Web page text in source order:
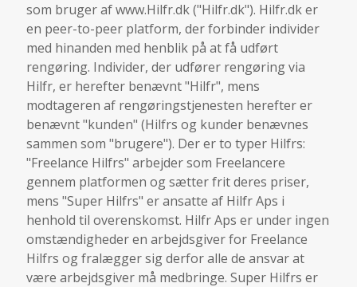
som bruger af www.Hilfr.dk ("Hilfr.dk"). Hilfr.dk er
en peer-to-peer platform, der forbinder individer
med hinanden med henblik på at få udført
rengøring. Individer, der udfører rengøring via
Hilfr, er herefter benævnt "Hilfr", mens
modtageren af rengøringstjenesten herefter er
benævnt "kunden" (Hilfrs og kunder benævnes
sammen som "brugere"). Der er to typer Hilfrs:
"Freelance Hilfrs" arbejder som Freelancere
gennem platformen og sætter frit deres priser,
mens "Super Hilfrs" er ansatte af Hilfr Aps i
henhold til overenskomst. Hilfr Aps er under ingen
omstændigheder en arbejdsgiver for Freelance
Hilfrs og fralægger sig derfor alle de ansvar at
være arbejdsgiver må medbringe. Super Hilfrs er